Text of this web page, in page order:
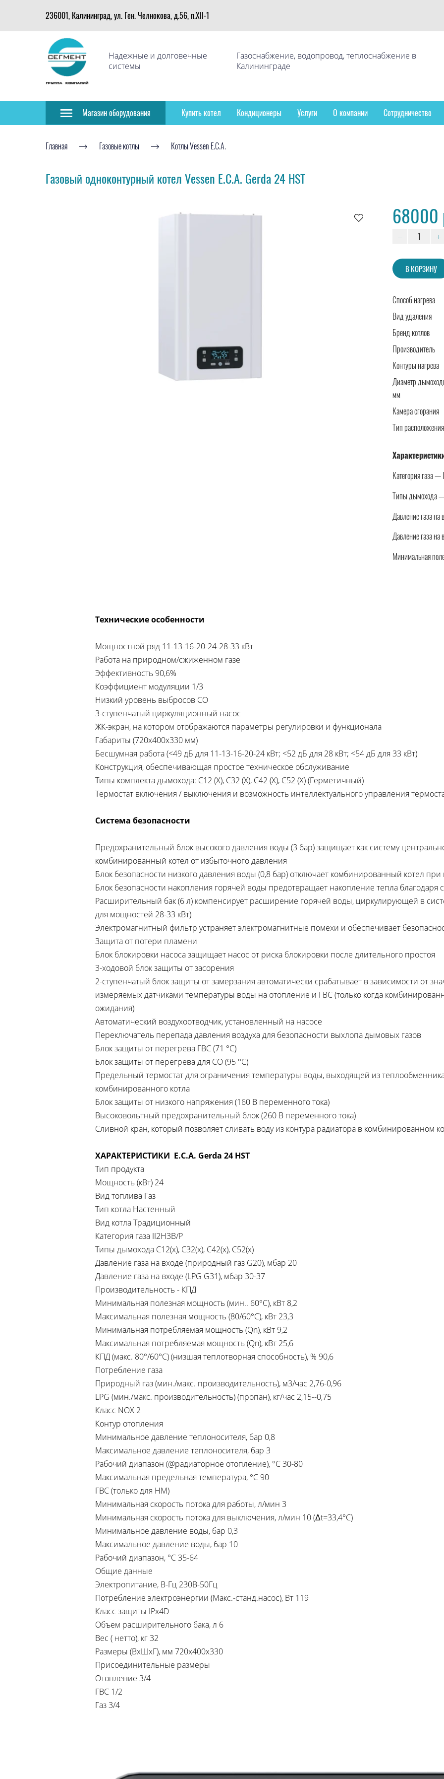
236001, Калининград, ул. Ген. Челнокова, д.56, п.XII-1
Надежные и долговечные
системы
Газоснабжение, водопровод, теплоснабжение в
Калининграде
Магазин оборудования Купить котел Кондиционеры Услуги О компании Сотрудничество
Главная Газовые котлы Котлы Vessen E.C.A.
Газовый одноконтурный котел Vessen E.C.A. Gerda 24 HST
68000
В КОРЗИНУ
Способ нагрева
Вид удаления
Бренд котлов
Производитель
Контуры нагрева
Диаметр
мм
Камера сгорания
Тип расположения
Категория газа
Типы дымохода
Давление газа
Давление газа
Минимальная
Технические особенности
Мощностной ряд 11-13-16-20-24-28-33 кВт
Работа на природном/сжиженном газе
Эффективность 90,6%
Коэффициент модуляции 1/3
Низкий уровень выбросов СО
3-ступенчатый циркуляционный насос
ЖК-экран, на котором отображаются параметры регулировки и функционала
Габариты (720х400х330 мм)
Бесшумная работа (<49 дБ для 11-13-16-20-24 кВт; <52 дБ для 28 кВт; <54 дБ для 33 кВт)
Конструкция, обеспечивающая простое техническое обслуживание
Типы комплекта дымохода: С12 (Х), С32 (Х), С42 (Х), С52 (Х) (Герметичный)
Термостат включения / выключения и возможность интеллектуального управления
Система безопасности
Предохранительный блок высокого давления воды (3 бар) защищает как систему
комбинированный котел от избыточного давления
Блок безопасности низкого давления воды (0,8 бар) отключает комбинированный котел
Блок безопасности накопления горячей воды предотвращает накопление тепла благодаря
Расширительный бак (6 л) компенсирует расширение горячей воды, циркулирующей в
для мощностей 28-33 кВт)
Электромагнитный фильтр устраняет электромагнитные помехи и обеспечивает
Защита от потери пламени
Блок блокировки насоса защищает насос от риска блокировки после длительного простоя
3-ходовой блок защиты от засорения
2-ступенчатый блок защиты от замерзания автоматически срабатывает в зависимости от
измеряемых датчиками температуры воды на отопление и ГВС (только когда
ожидания)
Автоматический воздухоотводчик, установленный на насосе
Переключатель перепада давления воздуха для безопасности выхлопа дымовых газов
Блок защиты от перегрева ГВС (71 °С)
Блок защиты от перегрева для СО (95 °С)
Предельный термостат для ограничения температуры воды, выходящей из
комбинированного котла
Блок защиты от низкого напряжения (160 В переменного тока)
Высоковольтный предохранительный блок (260 В переменного тока)
Сливной кран, который позволяет сливать воду из контура радиатора в комбинированном
ХАРАКТЕРИСТИКИ E.C.A. Gerda 24 HST
Тип продукта
Мощность (кВт) 24
Вид топлива Газ
Тип котла Настенный
Вид котла Традиционный
Категория газа II2H3B/P
Типы дымохода C12(x), C32(x), C42(x), C52(x)
Давление газа на входе (природный газ G20), мбар 20
Давление газа на входе (LPG G31), мбар 30-37
Производительность - КПД
Минимальная полезная мощность (мин.. 60°C), кВт 8,2
Максимальная полезная мощность (80/60°C), кВт 23,3
Минимальная потребляемая мощность (Qn), кВт 9,2
Максимальная потребляемая мощность (Qn), кВт 25,6
КПД (макс. 80°/60°C) (низшая теплотворная способность), % 90,6
Потребление газа
Природный газ (мин./макс. производительность), м3/час 2,76-0,96
LPG (мин./макс. производительность) (пропан), кг/час 2,15--0,75
Класс NOХ 2
Контур отопления
Минимальное давление теплоносителя, бар 0,8
Максимальное давление теплоносителя, бар 3
Рабочий диапазон (@радиаторное отопление), °C 30-80
Максимальная предельная температура, °C 90
ГВС (только для HM)
Минимальная скорость потока для работы, л/мин 3
Минимальная скорость потока для выключения, л/мин 10 (Δt=33,4°C)
Минимальное давление воды, бар 0,3
Максимальное давление воды, бар 10
Рабочий диапазон, °C 35-64
Общие данные
Электропитание, В-Гц 230В-50Гц
Потребление электроэнергии (Mакс.-станд.насос), Вт 119
Класс защиты IPx4D
Объем расширительного бака, л 6
Вес ( нетто), кг 32
Размеры (ВxШxГ), мм 720x400x330
Присоединительные размеры
Отопление 3/4
ГВС 1/2
Газ 3/4